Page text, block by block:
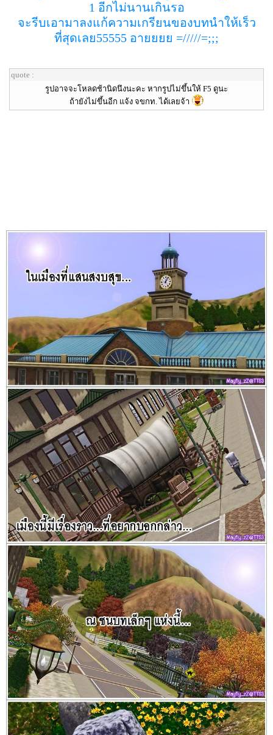
1 อีกไม่นานเกินรอ
จะรีบเอามาลงแก้ความเกรียนของบทนำให้เร็ว
ที่สุดเลย55555 อายยยย =/////=;;;
quote :
รูปอาจจะโหลดช้านิดนึงนะคะ หากรูปไม่ขึ้นให้ F5 ดูนะ
ถ้ายังไม่ขึ้นอีก แจ้ง จขกท. ได้เลยจ้า